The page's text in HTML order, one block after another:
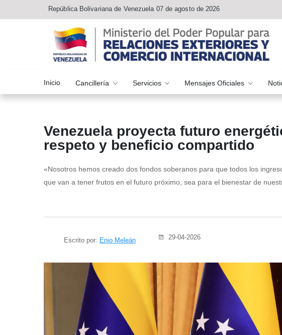
República Bolivariana de Venezuela 07 de agosto de 2026
Inicio Cancillería Servicios Mensajes Oficiales
Venezuela proyecta futuro
respeto y beneficio compartido
«Nosotros hemos creado dos fondos soberanos para que todos los
que van a tener frutos en el futuro próximo, sea para el bienestar de
Escrito por: Enio Meleán 29-04-2026